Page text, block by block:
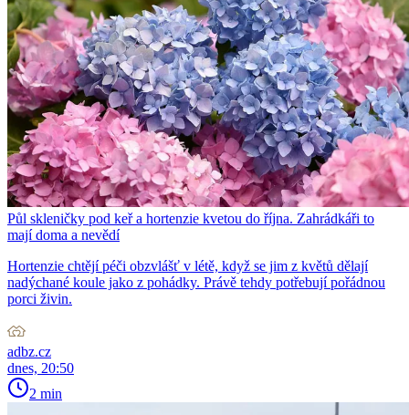
Půl skleničky pod keř a hortenzie kvetou do října. Zahrádkáři to
mají doma a nevědí
Hortenzie chtějí péči obzvlášť v létě, když se jim z květů dělají
nadýchané koule jako z pohádky. Právě tehdy potřebují pořádnou
porci živin.
adbz.cz
dnes, 20:50
2 min